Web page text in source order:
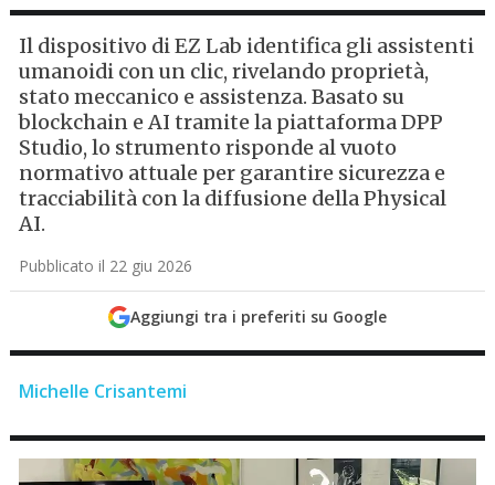
Il dispositivo di EZ Lab identifica gli assistenti
umanoidi con un clic, rivelando proprietà,
stato meccanico e assistenza. Basato su
blockchain e AI tramite la piattaforma DPP
Studio, lo strumento risponde al vuoto
normativo attuale per garantire sicurezza e
tracciabilità con la diffusione della Physical
AI.
Pubblicato il 22 giu 2026
Aggiungi tra i preferiti su Google
Michelle Crisantemi